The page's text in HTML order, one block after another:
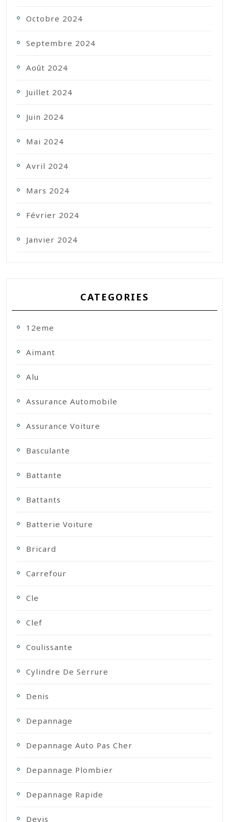
Octobre 2024
Septembre 2024
Août 2024
Juillet 2024
Juin 2024
Mai 2024
Avril 2024
Mars 2024
Février 2024
Janvier 2024
CATEGORIES
12eme
Aimant
Alu
Assurance Automobile
Assurance Voiture
Basculante
Battante
Battants
Batterie Voiture
Bricard
Carrefour
Cle
Clef
Coulissante
Cylindre De Serrure
Denis
Depannage
Depannage Auto Pas Cher
Depannage Plombier
Depannage Rapide
Devis